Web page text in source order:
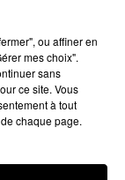
2024 À
ou affiner en
mes choix".
sans
ce site. Vous
à tout
chaque page.